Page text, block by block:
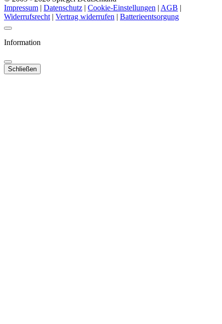
Impressum | Datenschutz | Cookie-Einstellungen | AGB |
Widerrufsrecht | Vertrag widerrufen | Batterieentsorgung
Information
Schließen